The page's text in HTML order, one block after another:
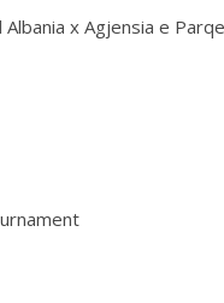
x Agjensia e